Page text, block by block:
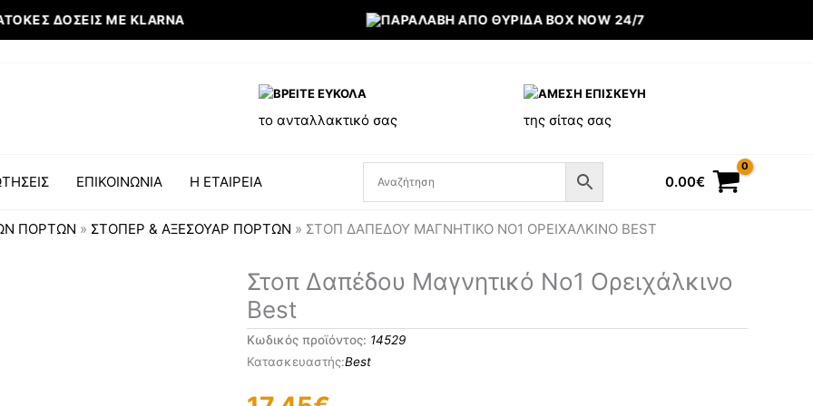
ΔΌΣΕΙΣ ΜΕ KLARNA ΠΑΡΑΛΑΒΉ ΑΠΌ ΘΥΡΊΔΑ BOX NOW 24/7
ΑΜΕΣΗ ΕΠΙΣΚΕΥΗ
της σίτας σας
ΒΡΕΙΤΕ ΕΥΚΟΛΑ
το ανταλλακτικό σας
ΕΠΙΚΟΙΝΩΝΙΑ Η ΕΤΑΙΡΕΙΑ 0.00€
ΠΟΡΤΩΝ » ΣΤΟΠΕΡ & ΑΞΕΣΟΥΑΡ ΠΟΡΤΩΝ » ΣΤΟΠ ΔΑΠΈΔΟΥ ΜΑΓΝΗΤΙΚΌ ΝΟ1 ΟΡΕΙΧΆΛΚΙΝΟ BEST
Στοπ Δαπέδου Μαγνητικό Νο1 Ορειχάλκινο
Best
Κωδικός προϊόντος: 14529
Best
Στοπ
Δαπέδου
Μαγνητικό
Νο1
Ορειχάλκινο
ποσότητα